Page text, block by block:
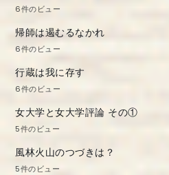
6件のビュー
帰師は遏むるなかれ
6件のビュー
行蔵は我に存す
6件のビュー
女大学と女大学評論 その①
5件のビュー
風林火山のつづきは？
5件のビュー